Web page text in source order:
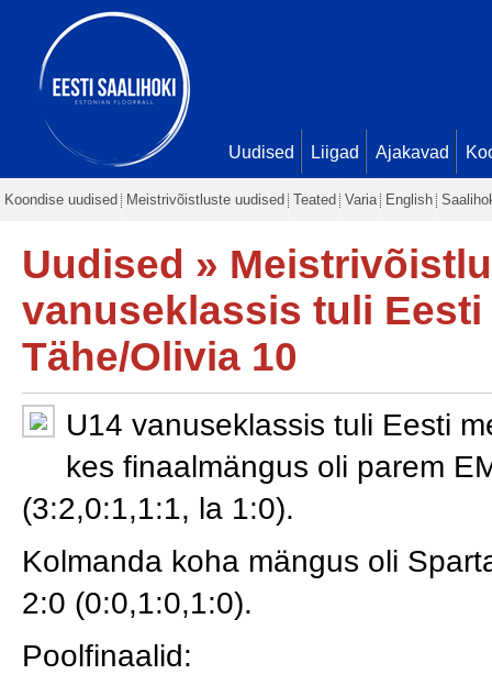
Uudised Liigad Ajakavad
Koondise uudised Meistrivõistluste uudised Teated Varia English
Uudised »
vanuseklassis tuli
Tähe/Olivia 10
U14 vanuseklassis tuli Eesti
kes finaalmängus oli parem
(3:2,0:1,1:1, la 1:0).
Kolmanda koha mängus oli
2:0 (0:0,1:0,1:0).
Poolfinaalid: